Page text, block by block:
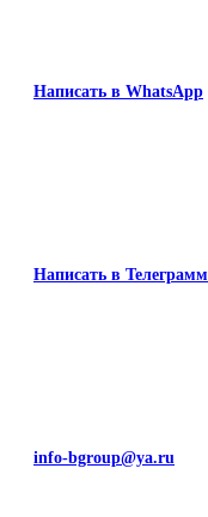
Написать в WhatsApp
Написать в Телеграмм
info-bgroup@ya.ru